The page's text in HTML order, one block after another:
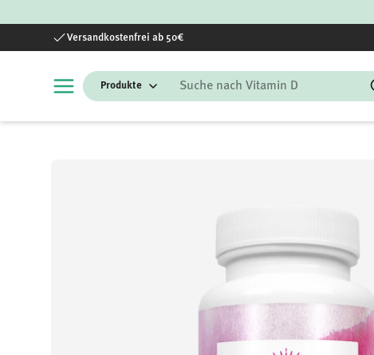
Direkt zum Inhalt
Versandkostenfrei ab 50€
Suchen